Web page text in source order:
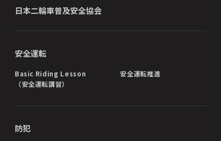
日本二輪車普及安全協会
安全運転
Basic Riding Lesson
（安全運転講習）
安全運転推進
防犯